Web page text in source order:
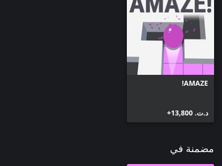
AMAZE!
د.ت.‏ 13,800+
مضمنة في